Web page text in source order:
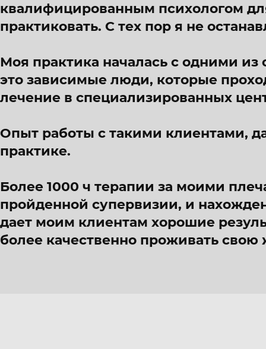
квалифицированным психологом
практиковать. С тех пор я не
Моя практика началась с одними
это зависимые люди, которые
лечение в специализированных
Опыт работы с такими клиентами,
практике.
Более 1000 ч терапии за моими
пройденной супервизии, и
дает моим клиентам хорошие
более качественно проживать свою